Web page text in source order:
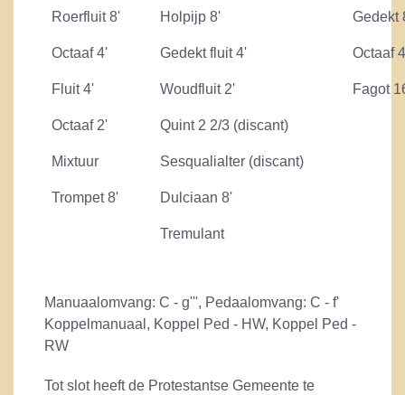
Roerfluit 8' Holpijp 8' Gedekt
Octaaf 4' Gedekt fluit 4' Octaaf
Fluit 4' Woudfluit 2' Fagot
Octaaf 2' Quint 2 2/3 (discant)
Mixtuur Sesqualialter (discant)
Trompet 8' Dulciaan 8'
Tremulant
Manuaalomvang: C - g''', Pedaalomvang: C - f'
Koppelmanuaal, Koppel Ped - HW, Koppel Ped -
RW
Tot slot heeft de Protestantse Gemeente te